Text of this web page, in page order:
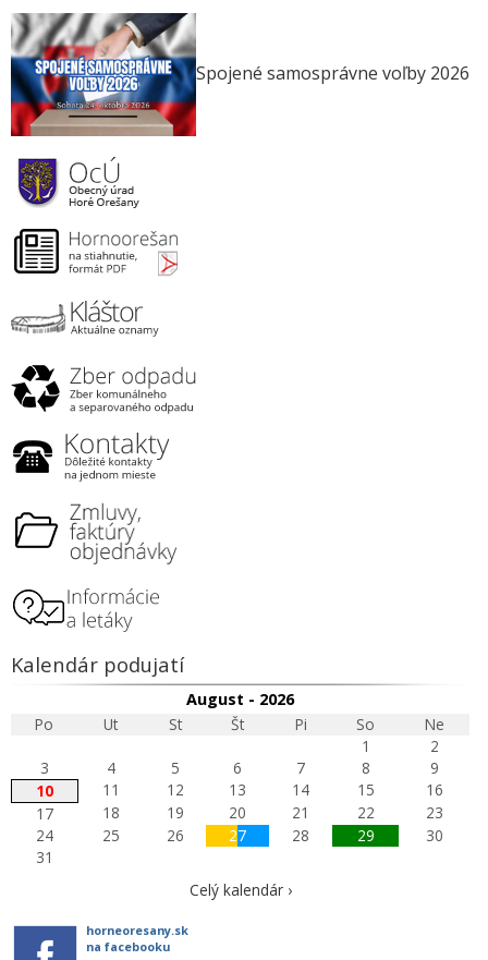
Spojené samosprávne voľby 2026
Kalendár podujatí
August - 2026
Po
Ut St Št Pi So
Ne
1
2
3
4 5 6 7 8
9
10
11 12 13 14 15
16
17
18 19 20 21 22
23
24
25 26 27 28 29
30
31
Celý kalendár ›
horneoresany.sk
na facebooku